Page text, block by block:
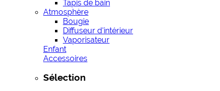
Tapis de bain
Atmosphère
Bougie
Diffuseur d'intérieur
Vaporisateur
Enfant
Accessoires
Sélection